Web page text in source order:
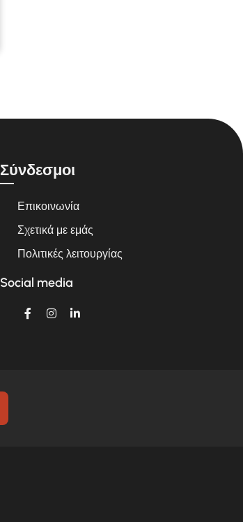
Σύνδεσμοι
Επικοινωνία
Σχετικά με εμάς
Πολιτικές λειτουργίας
Social media